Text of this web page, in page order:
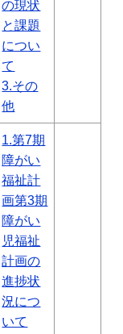
の現状
と課題
につい
て
3.その
他
1.第7期
障がい
福祉計
画第3期
障がい
児福祉
計画の
進捗状
況につ
いて